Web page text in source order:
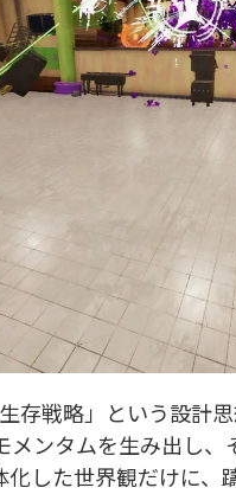
存戦略」という設計
メンタムを生み出し
した世界観だけに